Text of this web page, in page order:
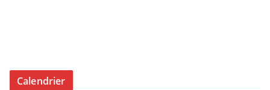
Calendrier